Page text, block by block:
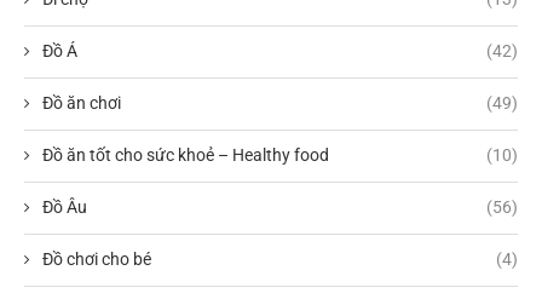
Đồ Á (42)
Đồ ăn chơi (49)
Đồ ăn tốt cho sức khoẻ – Healthy food (10)
Đồ Âu (56)
Đồ chơi cho bé (4)